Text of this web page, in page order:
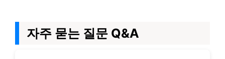
자주 묻는 질문 Q&A